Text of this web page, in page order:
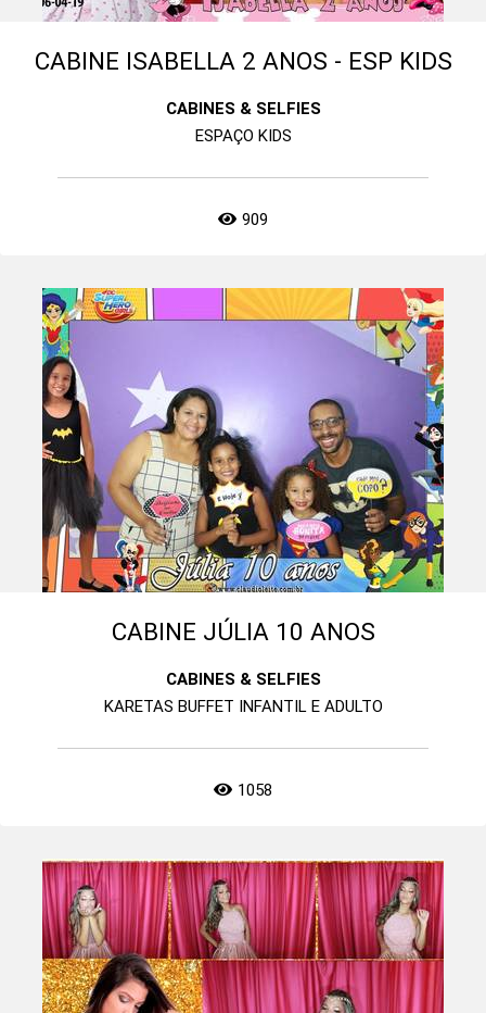
CABINE ISABELLA 2 ANOS - ESP KIDS
CABINES & SELFIES
ESPAÇO KIDS
909
CABINE JÚLIA 10 ANOS
CABINES & SELFIES
KARETAS BUFFET INFANTIL E ADULTO
1058